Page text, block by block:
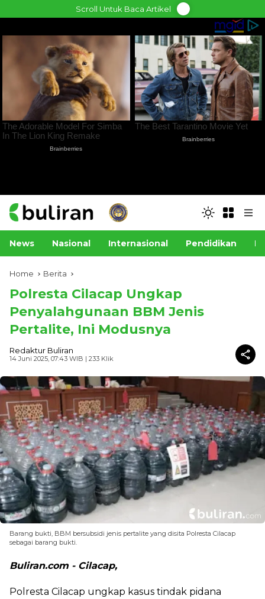
to
Scroll Untuk Baca Artikel
News Nasional Internasional Pendidikan
Home Berita
Polresta Cilacap Ungkap
Penyalahgunaan BBM Jenis
Pertalite, Ini Modusnya
Redaktur Buliran
14 Juni 2025, 07:43 WIB | 233 Klik
Barang bukti, BBM bersubsidi jenis pertalite yang disita Polresta Cilacap
sebagai barang bukti.
Buliran.com - Cilacap,
Polresta Cilacap ungkap kasus tindak pidana